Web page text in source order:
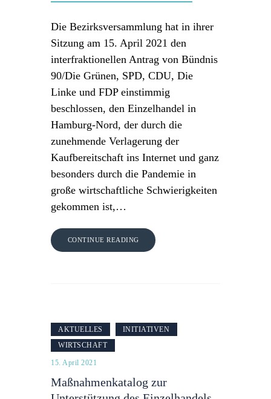
Die Bezirksversammlung hat in ihrer
Sitzung am 15. April 2021 den
interfraktionellen Antrag von Bündnis
90/Die Grünen, SPD, CDU, Die
Linke und FDP einstimmig
beschlossen, den Einzelhandel in
Hamburg-Nord, der durch die
zunehmende Verlagerung der
Kaufbereitschaft ins Internet und ganz
besonders durch die Pandemie in
große wirtschaftliche Schwierigkeiten
gekommen ist,…
CONTINUE READING
AKTUELLES
INITIATIVEN
WIRTSCHAFT
15. April 2021
Maßnahmenkatalog zur